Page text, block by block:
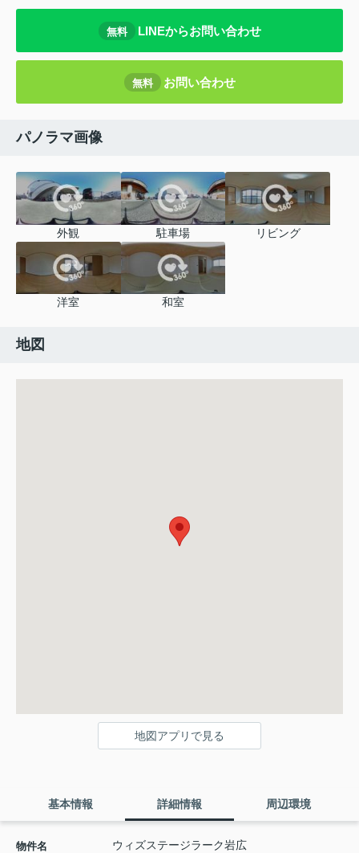
無料 LINEからお問い合わせ
無料 お問い合わせ
パノラマ画像
外観 駐車場 リビング
洋室 和室
地図
地図アプリで見る
基本情報 詳細情報 周辺環境
物件名 ウィズステージラーク岩広